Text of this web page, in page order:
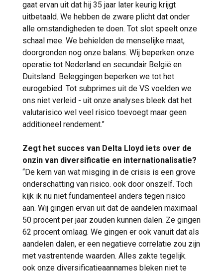
gaat ervan uit dat hij 35 jaar later keurig krijgt
uitbetaald. We hebben de zware plicht dat onder
alle omstandigheden te doen. Tot slot speelt onze
schaal mee. We behielden de menselijke maat,
doorgronden nog onze balans. Wij beperken onze
operatie tot Nederland en secundair België en
Duitsland. Beleggingen beperken we tot het
eurogebied. Tot subprimes uit de VS voelden we
ons niet verleid - uit onze analyses bleek dat het
valutarisico wel veel risico toevoegt maar geen
additioneel rendement.”
Zegt het succes van Delta Lloyd iets over de
onzin van diversificatie en internationalisatie?
“De kern van wat misging in de crisis is een grove
onderschatting van risico. ook door onszelf. Toch
kijk ik nu niet fundamenteel anders tegen risico
aan. Wij gingen ervan uit dat de aandelen maximaal
50 procent per jaar zouden kunnen dalen. Ze gingen
62 procent omlaag. We gingen er ook vanuit dat als
aandelen dalen, er een negatieve correlatie zou zijn
met vastrentende waarden. Alles zakte tegelijk.
ook onze diversificatieaannames bleken niet te